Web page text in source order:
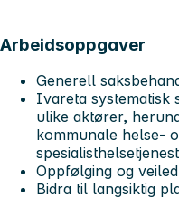
Arbeidsoppgaver
Generell
Ivareta systematisk
ulike aktører,
kommunale helse-
Oppfølging og
Bidra til langsiktig